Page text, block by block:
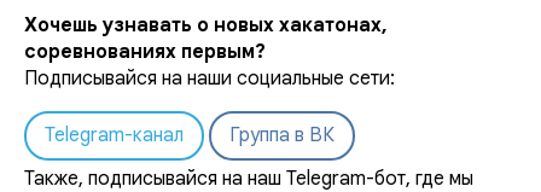
Хочешь узнавать о новых хакатонах,
соревнованиях первым?
Подписывайся на наши социальные сети:
Telegram-канал
Группа в ВК
Также, подписывайся на наш Telegram-бот, где мы